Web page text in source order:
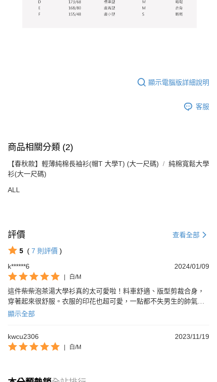
顯示電腦版詳細說明
客服
商品相關分類 (2)
【春秋款】輕薄純棉長袖衫(帽T 大學T) (大一尺碼)
純棉寬鬆大學
衫(大一尺碼)
ALL
評價 查看全部
5 ( 7 則評價 )
k******6
2024/01/09
白/M
這件柴柴泡茶湯大學衫真的太可愛啦！料車舒適、版型剪裁合身，
穿著起來很舒服。衣服的印花也超可愛，一點都不失男生的帥氣。
喜歡機能又時尚的朋友一定不能錯過！
顯示全部
kwcu2306 2023/11/19
白/M